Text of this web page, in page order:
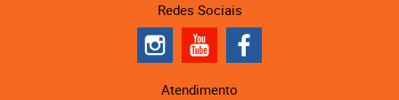
Redes Sociais
Atendimento